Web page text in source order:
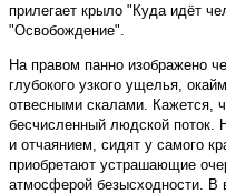
прилегает крыло "Куда идёт
"Освобождение".
На правом панно изображено
глубокого узкого ущелья,
отвесными скалами. Кажется,
бесчисленный людской поток.
и отчаянием, сидят у самого
приобретают устрашающие
атмосферой безысходности.